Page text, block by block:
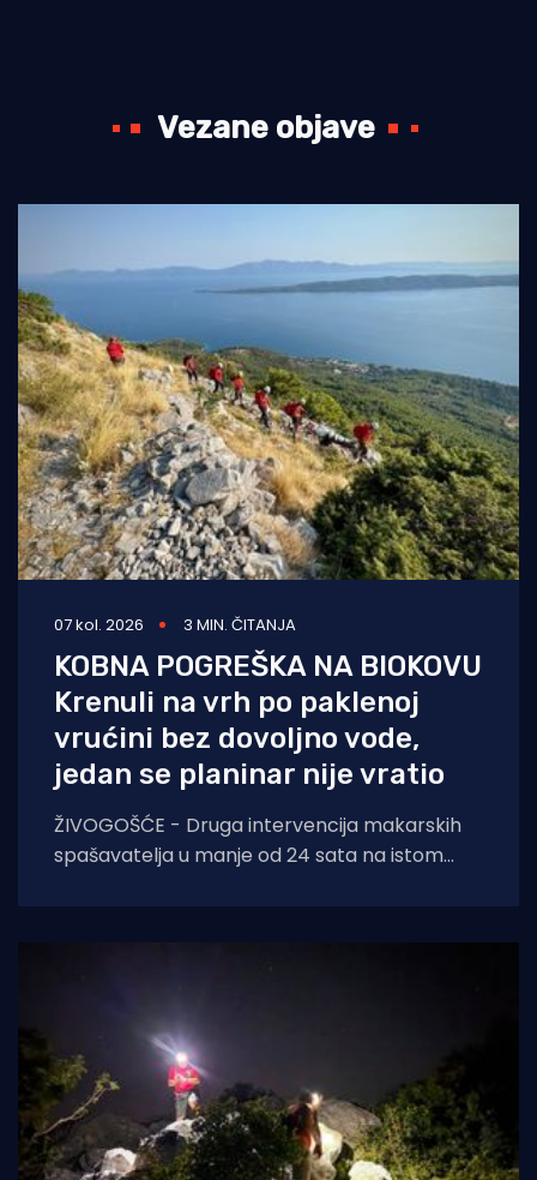
Vezane objave
07 kol. 2026 3 MIN. ČITANJA
KOBNA POGREŠKA NA BIOKOVU
Krenuli na vrh po paklenoj
vrućini bez dovoljno vode,
jedan se planinar nije vratio
ŽIVOGOŠĆE - Druga intervencija makarskih
spašavatelja u manje od 24 sata na istom